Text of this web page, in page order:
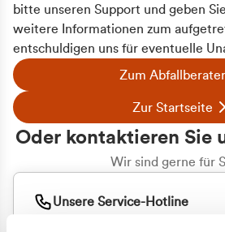
bitte unseren Support und geben
weitere Informationen zum
entschuldigen uns für eventuelle
Zum Abfallberater
Zur Startseite
Oder kontaktieren Sie
Wir sind gerne für
Unsere Service-Hotline